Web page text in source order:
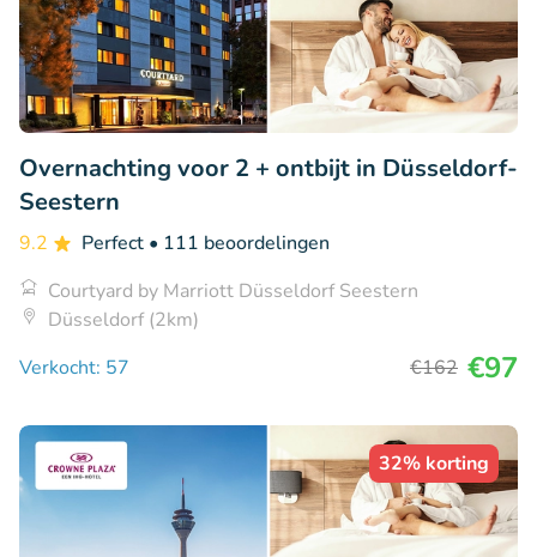
Overnachting voor 2 + ontbijt in Düsseldorf-
Seestern
9.2 Perfect • 111 beoordelingen
Courtyard by Marriott Düsseldorf Seestern
Düsseldorf (2km)
Verkocht: 57
€162 €97
32% korting